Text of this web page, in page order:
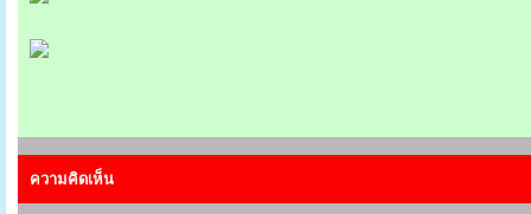
ความคิดเห็น